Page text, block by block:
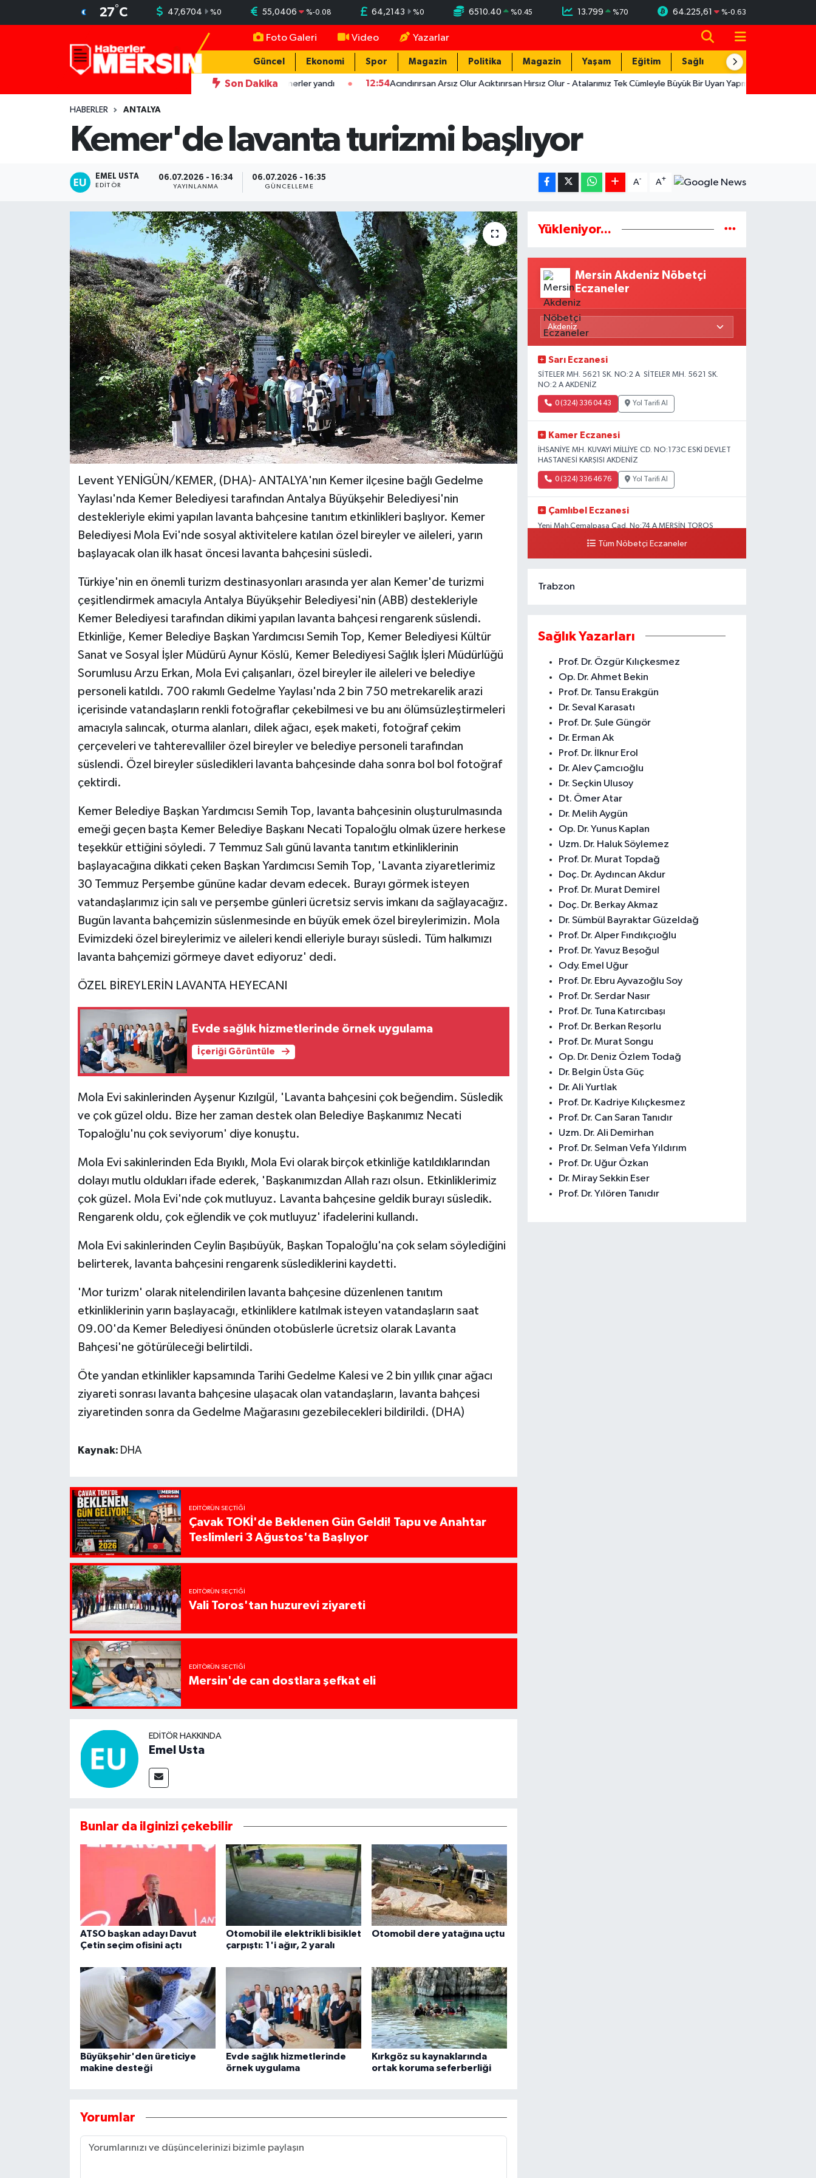
27°C 47,6704 %0 55,0406 %-0.08 64,2143 %0 6510.40 %0.45 13.799 %70 64.225,61 %-0.63
Foto Galeri Video Yazarlar
Güncel Ekonomi Spor Magazin Politika Magazin Yaşam Eğitim Sağlık Teknoloji
Son Dakika
İşçilerin kaldığı konteynerler yandı 12:54 Acındırırsan Arsız Olur Acıktırırsan Hırsız Olur - Atalarımız Tek Cümleyle Büyük Bir Uyarı Yapmış 12:19
HABERLER ANTALYA
Kemer'de lavanta turizmi başlıyor
EMEL USTA
EDITÖR
06.07.2026 - 16:34
YAYINLANMA
06.07.2026 - 16:35
GÜNCELLEME
A- A+
Levent YENİGÜN/KEMER, (DHA)- ANTALYA'nın Kemer ilçesine bağlı Gedelme
Yaylası'nda Kemer Belediyesi tarafından Antalya Büyükşehir Belediyesi'nin
destekleriyle ekimi yapılan lavanta bahçesine tanıtım etkinlikleri başlıyor. Kemer
Belediyesi Mola Evi'nde sosyal aktivitelere katılan özel bireyler ve aileleri, yarın
başlayacak olan ilk hasat öncesi lavanta bahçesini süsledi.
Türkiye'nin en önemli turizm destinasyonları arasında yer alan Kemer'de turizmi
çeşitlendirmek amacıyla Antalya Büyükşehir Belediyesi'nin (ABB) destekleriyle
Kemer Belediyesi tarafından dikimi yapılan lavanta bahçesi rengarenk süslendi.
Etkinliğe, Kemer Belediye Başkan Yardımcısı Semih Top, Kemer Belediyesi Kültür
Sanat ve Sosyal İşler Müdürü Aynur Köslü, Kemer Belediyesi Sağlık İşleri Müdürlüğü
Sorumlusu Arzu Erkan, Mola Evi çalışanları, özel bireyler ile aileleri ve belediye
personeli katıldı. 700 rakımlı Gedelme Yaylası'nda 2 bin 750 metrekarelik arazi
içerisinde vatandaşların renkli fotoğraflar çekebilmesi ve bu anı ölümsüzleştirmeleri
amacıyla salıncak, oturma alanları, dilek ağacı, eşek maketi, fotoğraf çekim
çerçeveleri ve tahterevalliler özel bireyler ve belediye personeli tarafından
süslendi. Özel bireyler süsledikleri lavanta bahçesinde daha sonra bol bol fotoğraf
çektirdi.
Kemer Belediye Başkan Yardımcısı Semih Top, lavanta bahçesinin oluşturulmasında
emeği geçen başta Kemer Belediye Başkanı Necati Topaloğlu olmak üzere herkese
teşekkür ettiğini söyledi. 7 Temmuz Salı günü lavanta tanıtım etkinliklerinin
başlayacağına dikkati çeken Başkan Yardımcısı Semih Top, 'Lavanta ziyaretlerimiz
30 Temmuz Perşembe gününe kadar devam edecek. Burayı görmek isteyen
vatandaşlarımız için salı ve perşembe günleri ücretsiz servis imkanı da sağlayacağız.
Bugün lavanta bahçemizin süslenmesinde en büyük emek özel bireylerimizin. Mola
Evimizdeki özel bireylerimiz ve aileleri kendi elleriyle burayı süsledi. Tüm halkımızı
lavanta bahçemizi görmeye davet ediyoruz' dedi.
ÖZEL BİREYLERİN LAVANTA HEYECANI
Evde sağlık hizmetlerinde örnek uygulama
İçeriği Görüntüle
Mola Evi sakinlerinden Ayşenur Kızılgül, 'Lavanta bahçesini çok beğendim. Süsledik
ve çok güzel oldu. Bize her zaman destek olan Belediye Başkanımız Necati
Topaloğlu'nu çok seviyorum' diye konuştu.
Mola Evi sakinlerinden Eda Bıyıklı, Mola Evi olarak birçok etkinliğe katıldıklarından
dolayı mutlu oldukları ifade ederek, 'Başkanımızdan Allah razı olsun. Etkinliklerimiz
çok güzel. Mola Evi'nde çok mutluyuz. Lavanta bahçesine geldik burayı süsledik.
Rengarenk oldu, çok eğlendik ve çok mutluyuz' ifadelerini kullandı.
Mola Evi sakinlerinden Ceylin Başıbüyük, Başkan Topaloğlu'na çok selam söylediğini
belirterek, lavanta bahçesini rengarenk süslediklerini kaydetti.
'Mor turizm' olarak nitelendirilen lavanta bahçesine düzenlenen tanıtım
etkinliklerinin yarın başlayacağı, etkinliklere katılmak isteyen vatandaşların saat
09.00'da Kemer Belediyesi önünden otobüslerle ücretsiz olarak Lavanta
Bahçesi'ne götürüleceği belirtildi.
Öte yandan etkinlikler kapsamında Tarihi Gedelme Kalesi ve 2 bin yıllık çınar ağacı
ziyareti sonrası lavanta bahçesine ulaşacak olan vatandaşların, lavanta bahçesi
ziyaretinden sonra da Gedelme Mağarasını gezebilecekleri bildirildi. (DHA)
Kaynak: DHA
EDITÖRÜN SEÇTIĞI
Çavak TOKİ'de Beklenen Gün Geldi! Tapu ve Anahtar
Teslimleri 3 Ağustos'ta Başlıyor
EDITÖRÜN SEÇTIĞI
Vali Toros'tan huzurevi ziyareti
EDITÖRÜN SEÇTIĞI
Mersin'de can dostlara şefkat eli
EDITÖR HAKKINDA
Emel Usta
Bunlar da ilginizi çekebilir
ATSO başkan adayı Davut
Çetin seçim ofisini açtı
Otomobil ile elektrikli bisiklet
çarpıştı: 1'i ağır, 2 yaralı
Otomobil dere yatağına uçtu
Büyükşehir'den üreticiye
makine desteği
Evde sağlık hizmetlerinde
örnek uygulama
Kırkgöz su kaynaklarında
ortak koruma seferberliği
Yorumlar
Yükleniyor...
Mersin Akdeniz Nöbetçi
Eczaneler
Sarı Eczanesi
SİTELER MH. 5621 SK. NO:2 A SİTELER MH. 5621 SK.
NO:2 A AKDENİZ
0 (324) 336 04 43 Yol Tarifi Al
Kamer Eczanesi
İHSANİYE MH. KUVAYİ MİLLİYE CD. NO:173C ESKİ DEVLET
HASTANESİ KARŞISI AKDENİZ
0 (324) 336 46 76 Yol Tarifi Al
Çamlıbel Eczanesi
Yeni Mah.Cemalpaşa Cad. No:74 A MERSİN TOROS
KARŞISI ARAS KARGO YANITüm Nöbetçi Eczaneler
Trabzon
Sağlık Yazarları
Prof. Dr. Özgür Kılıçkesmez
Op. Dr. Ahmet Bekin
Prof. Dr. Tansu Erakgün
Dr. Seval Karasatı
Prof. Dr. Şule Güngör
Dr. Erman Ak
Prof. Dr. İlknur Erol
Dr. Alev Çamcıoğlu
Dr. Seçkin Ulusoy
Dt. Ömer Atar
Dr. Melih Aygün
Op. Dr. Yunus Kaplan
Uzm. Dr. Haluk Söylemez
Prof. Dr. Murat Topdağ
Doç. Dr. Aydıncan Akdur
Prof. Dr. Murat Demirel
Doç. Dr. Berkay Akmaz
Dr. Sümbül Bayraktar Güzeldağ
Prof. Dr. Alper Fındıkçıoğlu
Prof. Dr. Yavuz Beşoğul
Ody. Emel Uğur
Prof. Dr. Ebru Ayvazoğlu Soy
Prof. Dr. Serdar Nasır
Prof. Dr. Tuna Katırcıbaşı
Prof. Dr. Berkan Reşorlu
Prof. Dr. Murat Songu
Op. Dr. Deniz Özlem Todağ
Dr. Belgin Üsta Güç
Dr. Ali Yurtlak
Prof. Dr. Kadriye Kılıçkesmez
Prof. Dr. Can Saran Tanıdır
Uzm. Dr. Ali Demirhan
Prof. Dr. Selman Vefa Yıldırım
Prof. Dr. Uğur Özkan
Dr. Miray Sekkin Eser
Prof. Dr. Yılören Tanıdır
Mersin Nöbetçi Eczaneler
Mersin Hava Durumu
Mersin Trafik Yoğunluk Haritası
Süper Lig Puan Durumu ve Fikstür
Tüm Manşetler